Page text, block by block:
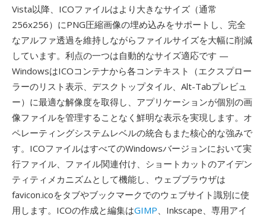
Vista以降、ICOファイルはより大きなサイズ（通常
256x256）にPNG圧縮画像の埋め込みをサポートし、完全
なアルファ透過を維持しながらファイルサイズを大幅に削減
しています。利点の一つは自動的なサイズ適応です —
WindowsはICOコンテナから各コンテキスト（エクスプロー
ラーのリスト表示、デスクトップタイル、Alt-Tabプレビュ
ー）に最適な解像度を取得し、アプリケーションが個別の画
像ファイルを管理することなく鮮明な表示を実現します。オ
ペレーティングシステムレベルの統合もまた核心的な強みで
す。ICOファイルはすべてのWindowsバージョンにおいて実
行ファイル、ファイル関連付け、ショートカットのアイデン
ティティメカニズムとして機能し、ウェブブラウザは
favicon.icoをタブやブックマークでのウェブサイト識別に使
用します。ICOの作成と編集はGIMP、Inkscape、専用アイ